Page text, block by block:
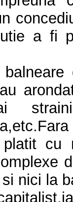
a fi
cu
nici la